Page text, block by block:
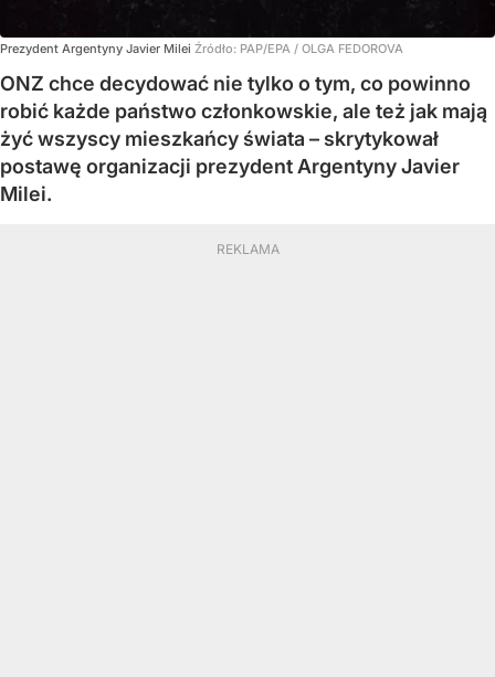
Prezydent Argentyny Javier Milei Źródło: PAP/EPA / OLGA FEDOROVA
ONZ chce decydować nie tylko o tym, co powinno
robić każde państwo członkowskie, ale też jak mają
żyć wszyscy mieszkańcy świata – skrytykował
postawę organizacji prezydent Argentyny Javier
Milei.